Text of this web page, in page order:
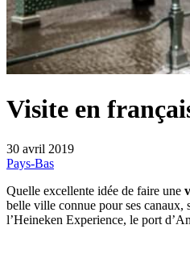
Visite en
30 avril 2019
Pays-Bas
Quelle excellente idée de faire une
belle ville connue pour ses canaux,
l’Heineken Experience, le port